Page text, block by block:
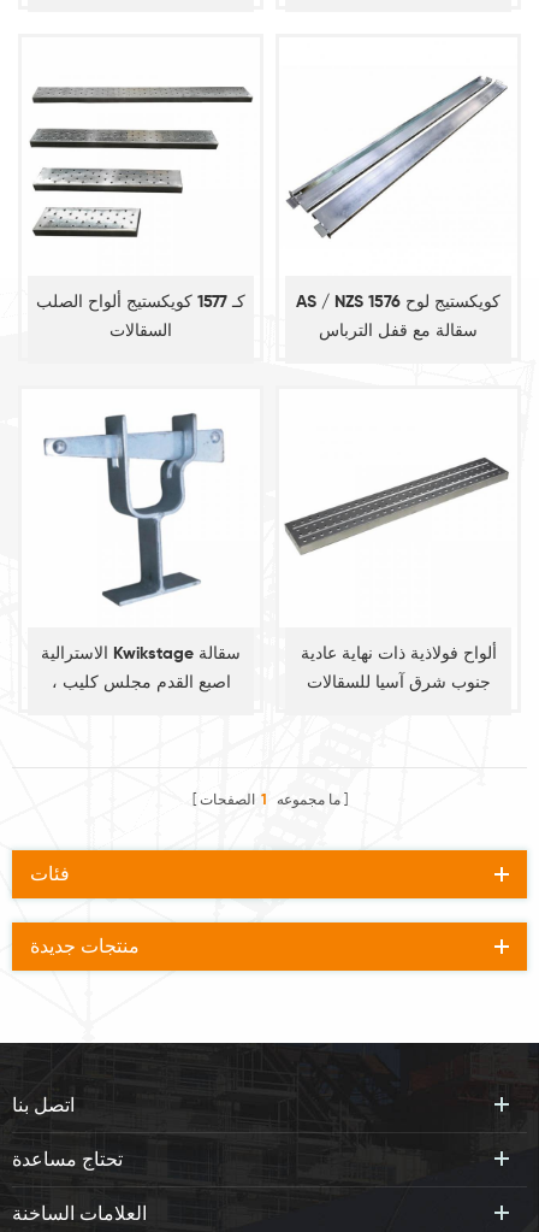
كـ 1577 كويكستيج ألواح الصلب
السقالات
AS / NZS 1576 كويكستيج لوح
سقالة مع قفل الترباس
الاسترالية Kwikstage سقالة
اصبع القدم مجلس كليب ،
ألواح فولاذية ذات نهاية عادية
جنوب شرق آسيا للسقالات
ما مجموعه 1 الصفحات
فئات
منتجات جديدة
اتصل بنا
تحتاج مساعدة
العلامات الساخنة